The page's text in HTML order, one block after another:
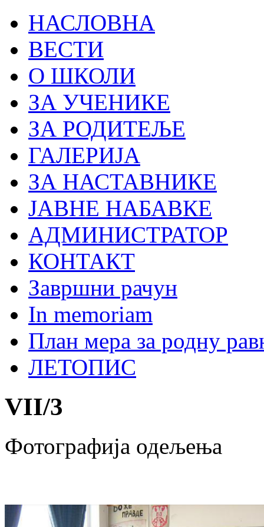
НАСЛОВНА
ВЕСТИ
О ШКОЛИ
ЗА УЧЕНИКЕ
ЗА РОДИТЕЉЕ
ГАЛЕРИЈА
ЗА НАСТАВНИКЕ
ЈАВНЕ НАБАВКЕ
АДМИНИСТРАТОР
КОНТАКТ
Завршни рачун
In memoriam
План мера за родну
ЛЕТОПИС
VII/3
Фотографија одељења